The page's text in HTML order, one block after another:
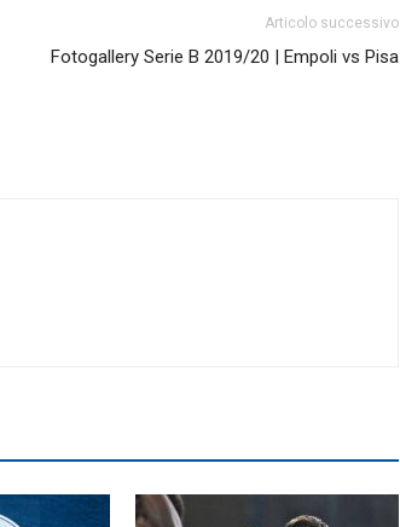
Articolo successivo
Fotogallery Serie B 2019/20 | Empoli vs Pisa